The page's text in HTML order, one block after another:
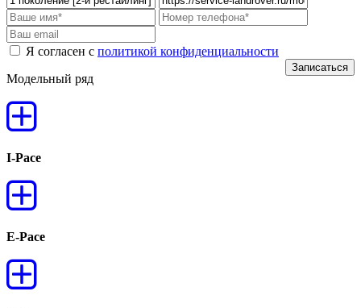
Я согласен с политикой конфиденциальности
Модельный ряд
I-Pace
E-Pace